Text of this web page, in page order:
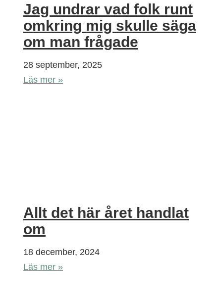
Jag undrar vad folk runt
omkring mig skulle säga
om man frågade
28 september, 2025
Läs mer »
Allt det här året handlat
om
18 december, 2024
Läs mer »